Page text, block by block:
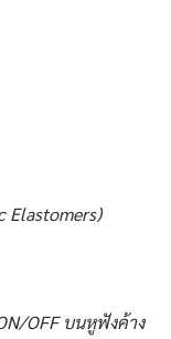
Elastomers)
OFF บนหูฟังค้าง